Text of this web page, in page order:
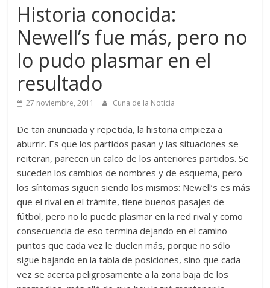
Historia conocida:
Newell’s fue más, pero no
lo pudo plasmar en el
resultado
27 noviembre, 2011 Cuna de la Noticia
De tan anunciada y repetida, la historia empieza a
aburrir. Es que los partidos pasan y las situaciones se
reiteran, parecen un calco de los anteriores partidos. Se
suceden los cambios de nombres y de esquema, pero
los síntomas siguen siendo los mismos: Newell’s es más
que el rival en el trámite, tiene buenos pasajes de
fútbol, pero no lo puede plasmar en la red rival y como
consecuencia de eso termina dejando en el camino
puntos que cada vez le duelen más, porque no sólo
sigue bajando en la tabla de posiciones, sino que cada
vez se acerca peligrosamente a la zona baja de los